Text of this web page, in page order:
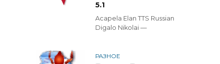
5.1
Acapela Elan TTS Russian
Digalo Nikolai —
РАЗНОЕ